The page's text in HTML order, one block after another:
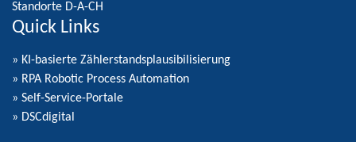
Standorte D-A-CH
Quick Links
» KI-basierte Zählerstandsplausibilisierung
» RPA Robotic Process Automation
» Self-Service-Portale
» DSCdigital